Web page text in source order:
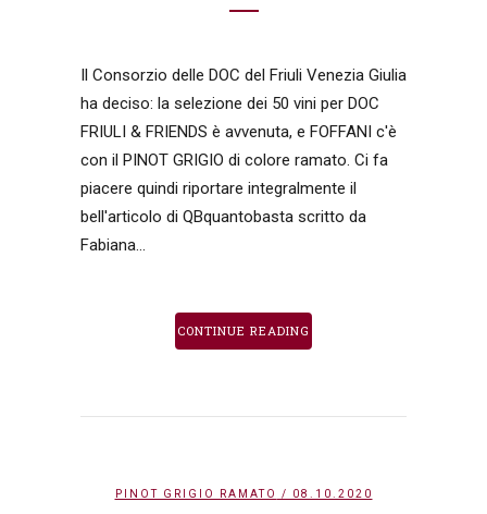
Il Consorzio delle DOC del Friuli Venezia Giulia
ha deciso: la selezione dei 50 vini per DOC
FRIULI & FRIENDS è avvenuta, e FOFFANI c'è
con il PINOT GRIGIO di colore ramato. Ci fa
piacere quindi riportare integralmente il
bell'articolo di QBquantobasta scritto da
Fabiana...
CONTINUE READING
PINOT GRIGIO RAMATO / 08.10.2020